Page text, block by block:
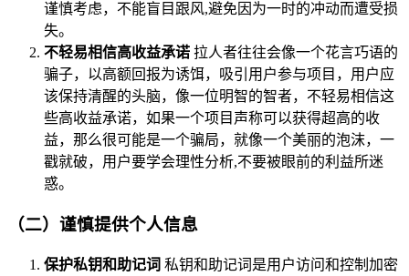
谨慎考虑，不能盲目跟风,避免因为一时的冲动而遭受损
失。
不轻易相信高收益承诺 拉人者往往会像一个花言巧语的
骗子，以高额回报为诱饵，吸引用户参与项目，用户应
该保持清醒的头脑，像一位明智的智者，不轻易相信这
些高收益承诺，如果一个项目声称可以获得超高的收
益，那么很可能是一个骗局，就像一个美丽的泡沫，一
戳就破，用户要学会理性分析,不要被眼前的利益所迷
惑。
（二）谨慎提供个人信息
保护私钥和助记词 私钥和助记词是用户访问和控制加密